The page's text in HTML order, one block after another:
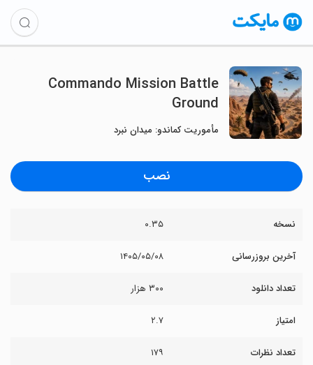
Commando Mission Battle
Ground
مأموریت کماندو: میدان نبرد
نصب
نسخه ۰.۳۵
آخرین بروزرسانی ۱۴۰۵/۰۵/۰۸
تعداد دانلود ۳۰۰ هزار
امتیاز ۲.۷
تعداد نظرات ۱۷۹